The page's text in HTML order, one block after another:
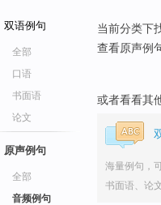
双语例句
全部
口语
书面语
论文
原声例句
全部
音频例句
当前分类下
查看原声例
或者看看其
海量例句，
书面语、论